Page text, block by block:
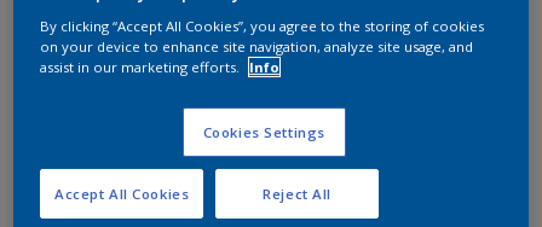
Boodschappenlijst
By clicking “Accept All Cookies”, you agree to the storing of cookies
on your device to enhance site navigation, analyze site usage, and
assist in our marketing efforts.
Info
Cookies Settings
Reject All
Accept All Cookies